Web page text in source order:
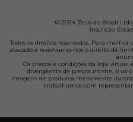
© 2024 Zeus do Brasil Ltda
Inscrição
Todos os direitos reservados. Para
atacado e reservamo-nos o direito de
Os preços e condições da loja virtual
divergência de preços no site, o
Imagens de produtos meramente
trabalhamos com